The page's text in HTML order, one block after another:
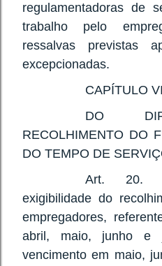
regulamentadoras de
trabalho pelo
ressalvas previstas
excepcionadas.
CAPÍTULO
DO
RECOLHIMENTO DO
DO TEMPO DE
Art. 20.
exigibilidade do
empregadores,
abril, maio, junho e
vencimento em maio,